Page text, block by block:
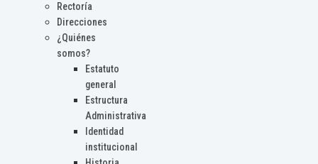
Rectoría
Direcciones
¿Quiénes
somos?
Estatuto
general
Estructura
Administrativa
Identidad
institucional